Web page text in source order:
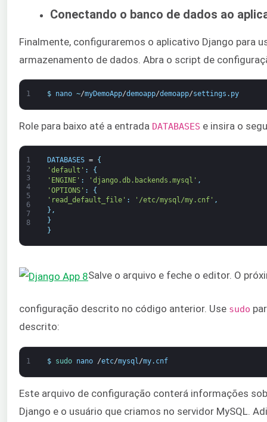
Conectando o banco de dados ao
Finalmente, configuraremos o aplicativo Django para
armazenamento de dados. Abra o script de
1 $ nano ~/myDemoApp/demoapp/demoapp/settings . py
Role para baixo até a entrada DATABASES e insira o
1
2
3
4
5
6
7
8
DATABASES =
{
'default' :
{
'ENGINE' : 'django.db.backends.mysql' ,
'OPTIONS' :
{
'read_default_file' : '/etc/mysql/my.cnf' ,
} ,
}
}
Salve o arquivo e feche o editor. O
configuração descrito no código anterior. Use sudo
descrito:
1 $ sudo nano /etc/mysql /my. cnf
Este arquivo de configuração conterá informações
Django e o usuário que criamos no servidor MySQL.